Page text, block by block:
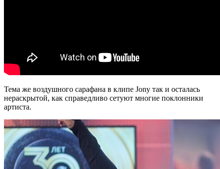
Тема же воздушного сарафана в клипе Jony так и осталась
нераскрытой, как справедливо сетуют многие поклонники
артиста.